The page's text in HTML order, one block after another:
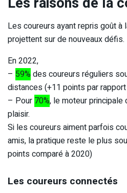
Les coureurs ayant repris goût
projettent sur de nouveaux défis.
En 2022,
– 59%des coureurs réguliers
distances (+11 points par
– Pour 70%, le moteur
plaisir.
Si les coureurs aiment parfois
amis, la pratique reste le plus
points comparé à 2020)
Les coureurs connectés